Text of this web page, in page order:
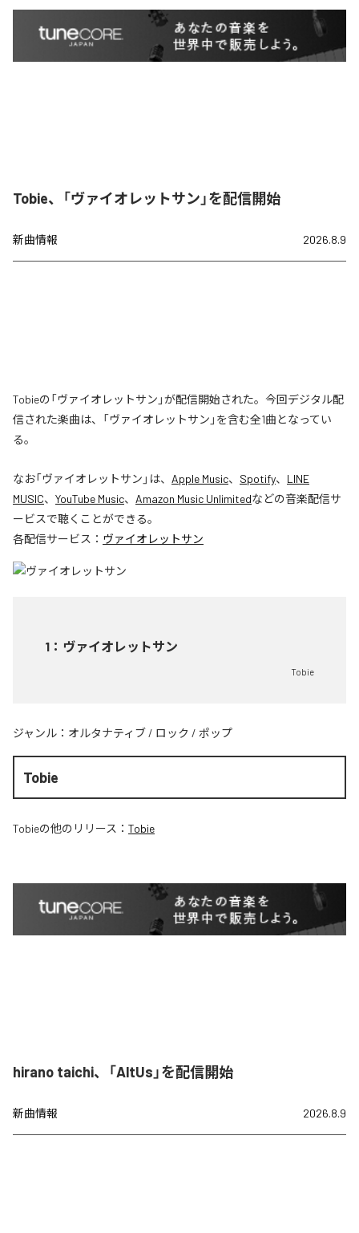
Tobie、「ヴァイオレットサン」を配信開始
新曲情報 2026.8.9
Tobieの「ヴァイオレットサン」が配信開始された。今回デジタル配
信された楽曲は、「ヴァイオレットサン」を含む全1曲となってい
る。
なお「ヴァイオレットサン 」は、 Apple Music、 Spotify、 LINE
MUSIC、 YouTube Music、 Amazon Music Unlimitedなどの音楽配信サ
ービスで聴くことができる。
各配信サービス： ヴァイオレットサン
1 ： ヴァイオレットサン
Tobie
ジャンル： オルタナティブ / ロック / ポップ
Tobie
Tobieの他のリリース： Tobie
hirano taichi、「AltUs」を配信開始
新曲情報 2026.8.9